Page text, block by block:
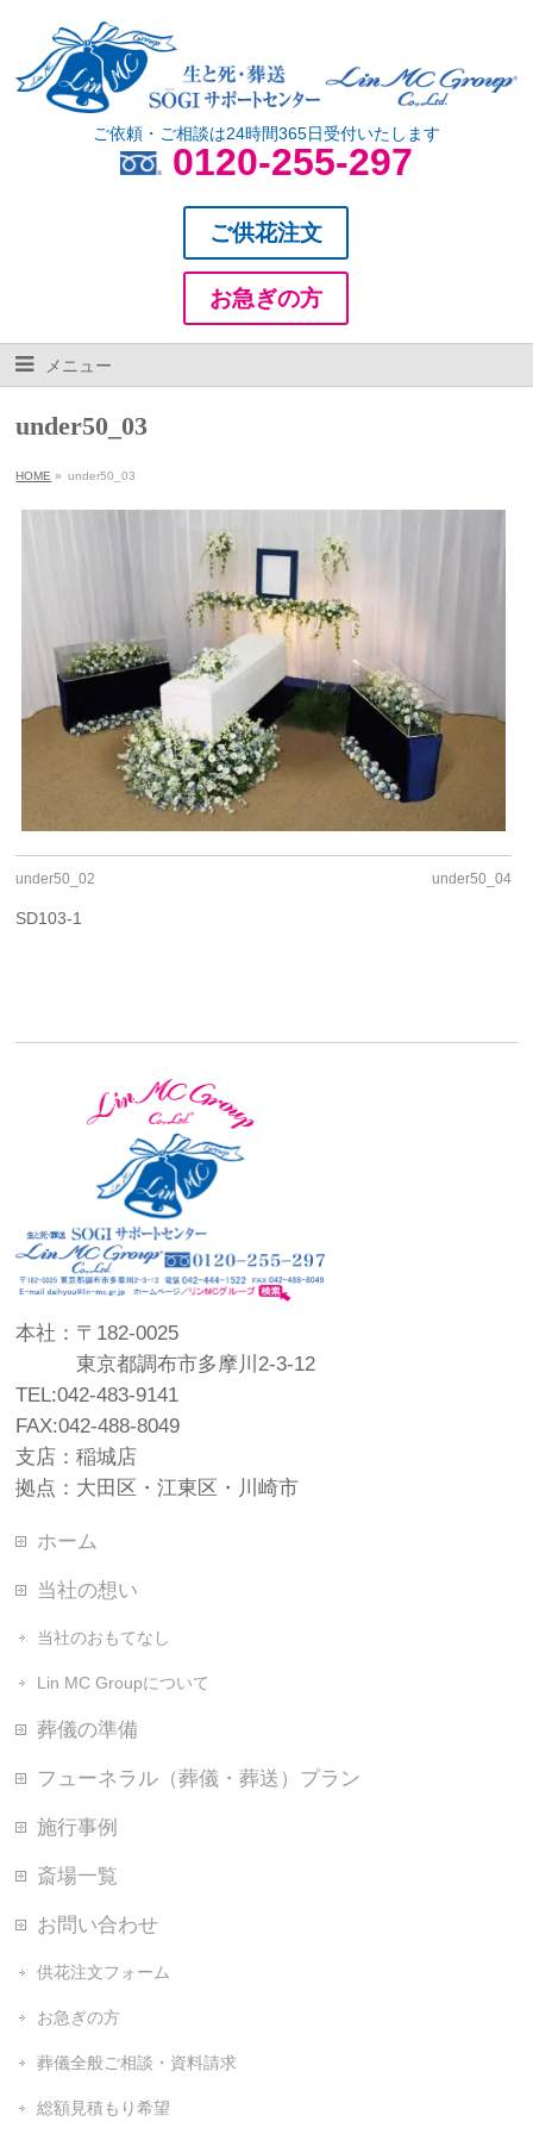
ご依頼・ご相談は24時間365日受付いたします
0120-255-297
ご供花注文
お急ぎの方
メニュー
under50_03
HOME » under50_03
under50_02 under50_04
SD103-1
本社：〒182-0025
東京都調布市多摩川2-3-12
TEL:042-483-9141
FAX:042-488-8049
支店：稲城店
拠点：大田区・江東区・川崎市
ホーム
当社の想い
当社のおもてなし
Lin MC Groupについて
葬儀の準備
フューネラル（葬儀・葬送）プラン
施行事例
斎場一覧
お問い合わせ
供花注文フォーム
お急ぎの方
葬儀全般ご相談・資料請求
総額見積もり希望